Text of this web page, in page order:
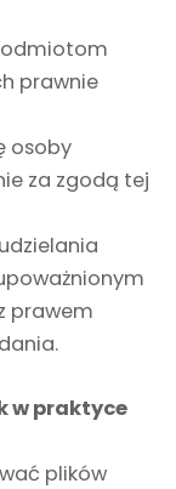
prawnie
osoby
za zgodą tej
prawem
w praktyce
plików